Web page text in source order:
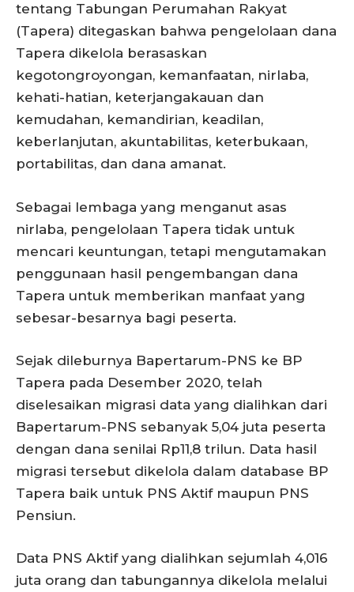
tentang Tabungan Perumahan Rakyat
(Tapera) ditegaskan bahwa pengelolaan dana
Tapera dikelola berasaskan
kegotongroyongan, kemanfaatan, nirlaba,
kehati-hatian, keterjangakauan dan
kemudahan, kemandirian, keadilan,
keberlanjutan, akuntabilitas, keterbukaan,
portabilitas, dan dana amanat.
Sebagai lembaga yang menganut asas
nirlaba, pengelolaan Tapera tidak untuk
mencari keuntungan, tetapi mengutamakan
penggunaan hasil pengembangan dana
Tapera untuk memberikan manfaat yang
sebesar-besarnya bagi peserta.
Sejak dileburnya Bapertarum-PNS ke BP
Tapera pada Desember 2020, telah
diselesaikan migrasi data yang dialihkan dari
Bapertarum-PNS sebanyak 5,04 juta peserta
dengan dana senilai Rp11,8 trilun. Data hasil
migrasi tersebut dikelola dalam database BP
Tapera baik untuk PNS Aktif maupun PNS
Pensiun.
Data PNS Aktif yang dialihkan sejumlah 4,016
juta orang dan tabungannya dikelola melalui